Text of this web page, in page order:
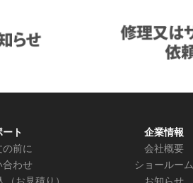
ート
の前に
合わせ
企業情報
会社概要
ショールーム